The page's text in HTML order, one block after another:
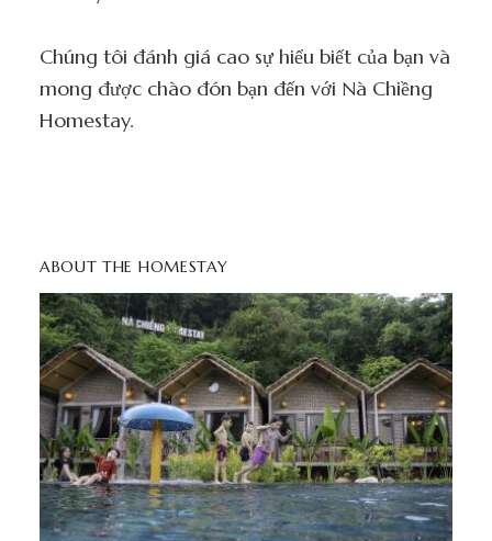
Chúng tôi đánh giá cao sự hiểu biết của bạn và
mong được chào đón bạn đến với Nà Chiềng
Homestay.
ABOUT THE HOMESTAY